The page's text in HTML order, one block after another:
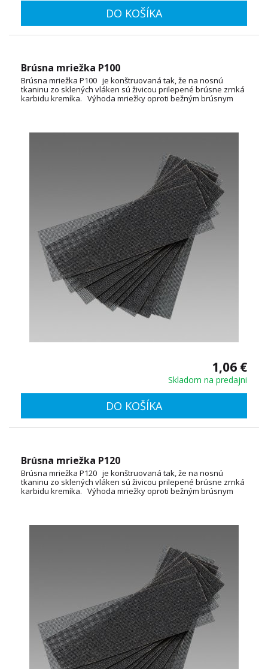
DO KOŠÍKA
Brúsna mriežka P100
Brúsna mriežka P100 je konštruovaná tak, že na nosnú
tkaninu zo sklených vláken sú živicou prilepené brúsne zrnká
karbidu kremíka. Výhoda mriežky oproti bežným brúsnym
1,06 €
Skladom na predajni
DO KOŠÍKA
Brúsna mriežka P120
Brúsna mriežka P120 je konštruovaná tak, že na nosnú
tkaninu zo sklených vláken sú živicou prilepené brúsne zrnká
karbidu kremíka. Výhoda mriežky oproti bežným brúsnym